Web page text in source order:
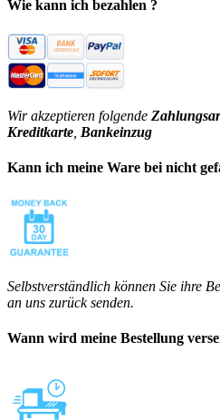
Wie kann ich bezahlen ?
Wir akzeptieren folgende
Kreditkarte Bankeinzug
Kann ich meine Ware bei nicht
Selbstverständlich können Sie ihre
an uns zurück senden.
Wann wird meine Bestellung